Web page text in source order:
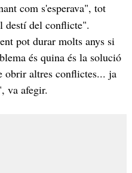
com s'esperava", tot
destí del conflicte".
pot durar molts anys si
és quina és la solució
obrir altres conflictes... ja
va afegir.